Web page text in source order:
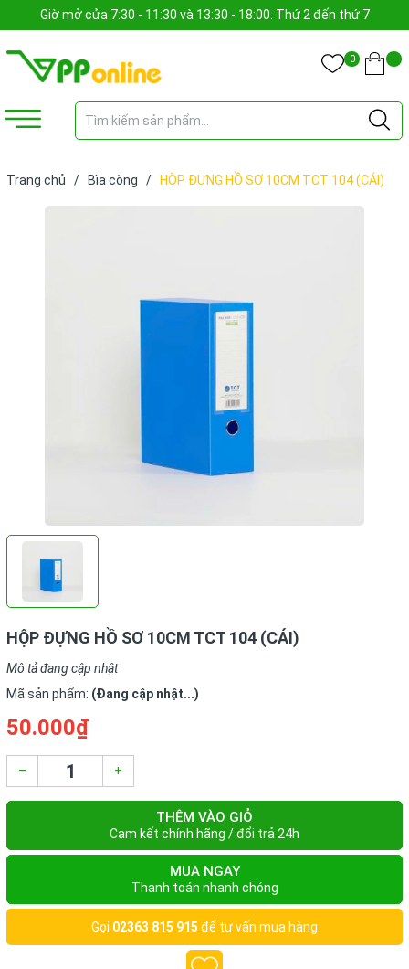
Giờ mở cửa 7:30 - 11:30 và 13:30 - 18:00. Thứ 2 đến thứ 7
0
Trang chủ / Bìa còng / HỘP ĐỰNG HỒ SƠ 10CM TCT 104 (CÁI)
HỘP ĐỰNG HỒ SƠ 10CM TCT 104 (CÁI)
Mô tả đang cập nhật
Mã sản phẩm: (Đang cập nhật...)
50.000₫
– +
THÊM VÀO GIỎ
Cam kết chính hãng / đổi trả 24h
MUA NGAY
Thanh toán nhanh chóng
Gọi 02363 815 915 để tư vấn mua hàng